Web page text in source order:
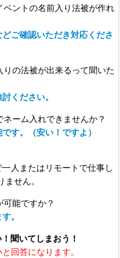
ントの名前入り法被が作れ
ご確認いただき対応くださ
の法被が出来るって聞いた
ください。
ーム入れできませんか？
す。（安い！ですよ）
人またはリモートで仕事し
せん。
能ですか？
。
聞いてしまおう！
回答になります。